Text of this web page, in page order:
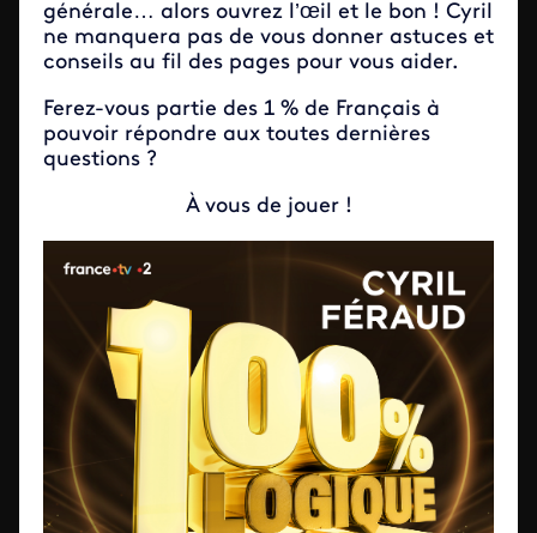
générale… alors ouvrez l’œil et le bon ! Cyril
ne manquera pas de vous donner astuces et
conseils au fil des pages pour vous aider.
Ferez-vous partie des 1 % de Français à
pouvoir répondre aux toutes dernières
questions ?
À vous de jouer !